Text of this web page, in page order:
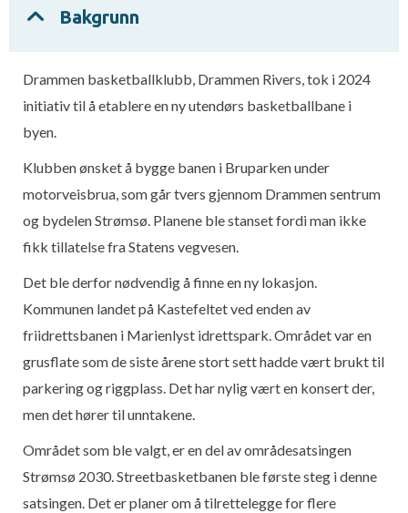
Bakgrunn
Drammen basketballklubb, Drammen Rivers, tok i 2024
initiativ til å etablere en ny utendørs basketballbane i
byen.
Klubben ønsket å bygge banen i Bruparken under
motorveisbrua, som går tvers gjennom Drammen sentrum
og bydelen Strømsø. Planene ble stanset fordi man ikke
fikk tillatelse fra Statens vegvesen.
Det ble derfor nødvendig å finne en ny lokasjon.
Kommunen landet på Kastefeltet ved enden av
friidrettsbanen i Marienlyst idrettspark. Området var en
grusflate som de siste årene stort sett hadde vært brukt til
parkering og riggplass. Det har nylig vært en konsert der,
men det hører til unntakene.
Området som ble valgt, er en del av områdesatsingen
Strømsø 2030. Streetbasketbanen ble første steg i denne
satsingen. Det er planer om å tilrettelegge for flere